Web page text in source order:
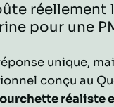
réellement
pour une
unique,
conçu au
réaliste